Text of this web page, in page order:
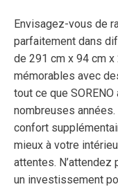
Envisagez-vous de
parfaitement dans
de 291 cm x 94 cm
mémorables avec
tout ce que
nombreuses
confort
mieux à votre
attentes. N’attendez
un investissement